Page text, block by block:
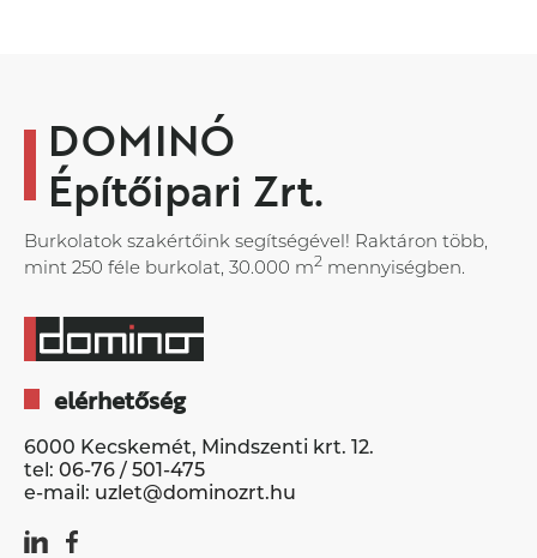
DOMINÓ
Építőipari Zrt.
Burkolatok szakértőink segítségével! Raktáron több,
mint 250 féle burkolat, 30.000 m2 mennyiségben.
elérhetőség
6000 Kecskemét, Mindszenti krt. 12.
tel: 06-76 / 501-475
e-mail: uzlet@dominozrt.hu